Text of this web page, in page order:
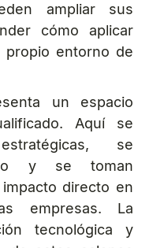
ampliar sus
cómo aplicar
propio entorno de
un espacio
Aquí se
se
y se toman
directo en
empresas. La
tecnológica y